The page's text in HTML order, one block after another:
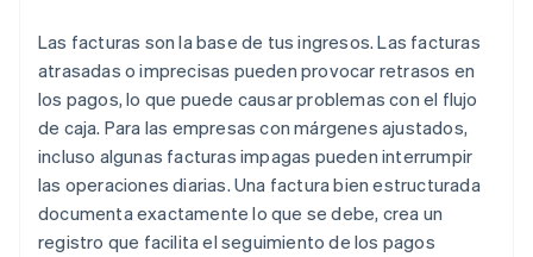
Las facturas son la base de tus ingresos. Las facturas
atrasadas o imprecisas pueden provocar retrasos en
los pagos, lo que puede causar problemas con el flujo
de caja. Para las empresas con márgenes ajustados,
incluso algunas facturas impagas pueden interrumpir
las operaciones diarias. Una factura bien estructurada
documenta exactamente lo que se debe, crea un
registro que facilita el seguimiento de los pagos